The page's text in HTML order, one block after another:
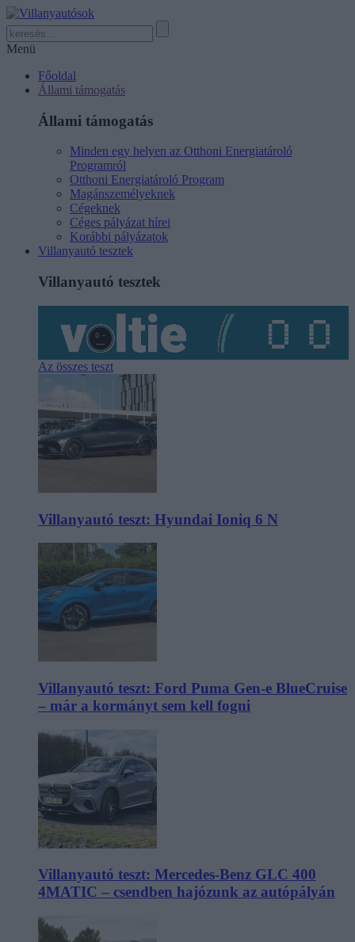
Menü
Főoldal
Állami támogatás
Állami támogatás
Minden egy helyen az Otthoni Energiatároló
Programról
Otthoni Energiatároló Program
Magánszemélyeknek
Cégeknek
Céges pályázat hírei
Korábbi pályázatok
Villanyautó tesztek
Villanyautó tesztek
Az összes teszt
Villanyautó teszt: Hyundai Ioniq 6 N
Villanyautó teszt: Ford Puma Gen-e BlueCruise
– már a kormányt sem kell fogni
Villanyautó teszt: Mercedes-Benz GLC 400
4MATIC – csendben hajózunk az autópályán